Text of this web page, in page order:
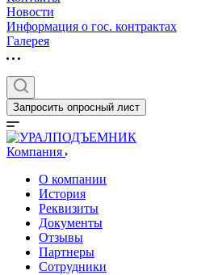
Новости
Информация о гос. контрактах
Галерея
Запросить опросный лист
Компания
О компании
История
Реквизиты
Документы
Отзывы
Партнеры
Сотрудники